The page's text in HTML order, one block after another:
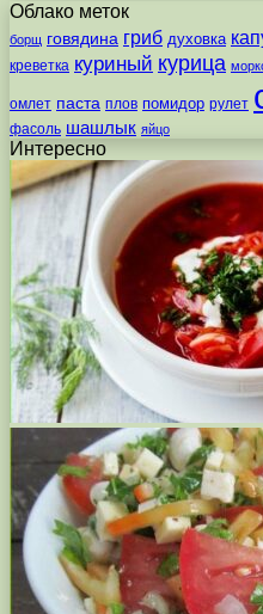
Облако меток
борщ говядина гриб духовка
креветка куриный курица
омлет паста плов помидор рулет
фасоль шашлык яйцо
Интересно